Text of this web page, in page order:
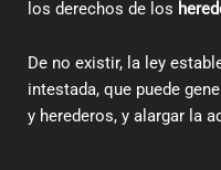
los derechos de los
De no existir, la ley
intestada, que puede
y herederos, y alargar la